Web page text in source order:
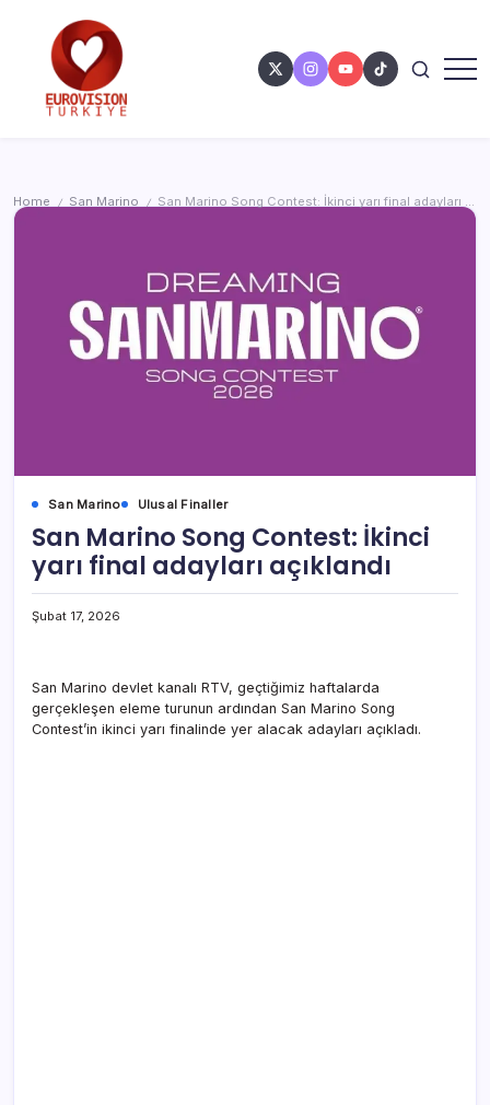
Home / San Marino / San Marino Song Contest: İkinci yarı final adayları açıklandı
San Marino Ulusal Finaller
San Marino Song Contest: İkinci
yarı final adayları açıklandı
Şubat 17, 2026
San Marino devlet kanalı RTV, geçtiğimiz haftalarda
gerçekleşen eleme turunun ardından San Marino Song
Contest’in ikinci yarı finalinde yer alacak adayları açıkladı.